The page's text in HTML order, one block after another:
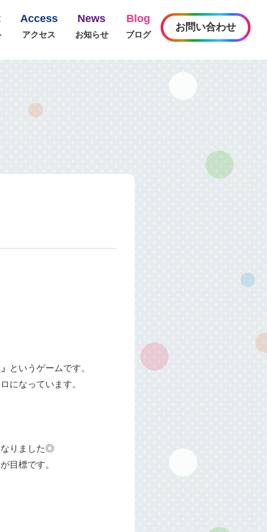
Access
アクセス
News
お知らせ
Blog
ブログ
お問い合わせ
というゲームです。
になっています。
なりました◎
目標です。